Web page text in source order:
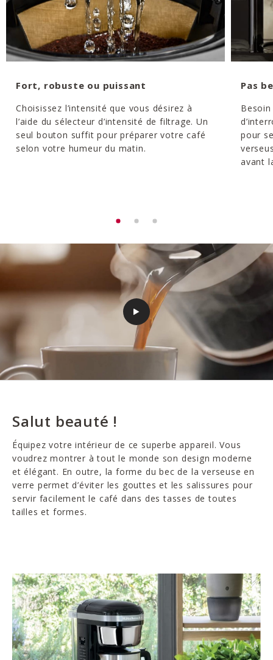
Fort, robuste ou puissant
Choisissez l’intensité que vous désirez à
l’aide du sélecteur d’intensité de filtrage. Un
seul bouton suffit pour préparer votre café
selon votre humeur du matin.
Pas
pour
avant
Salut beauté !
Équipez votre intérieur de ce superbe appareil. Vous
voudrez montrer à tout le monde son design moderne
et élégant. En outre, la forme du bec de la verseuse en
verre permet d’éviter les gouttes et les salissures pour
servir facilement le café dans des tasses de toutes
tailles et formes.